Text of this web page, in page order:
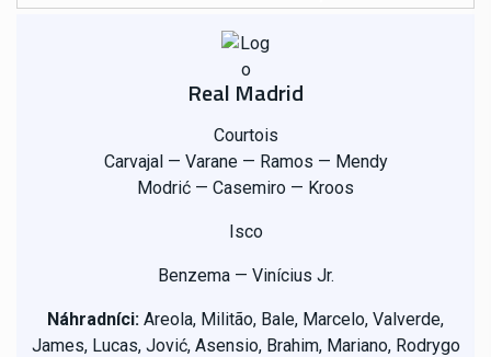
Real Madrid
Courtois
Carvajal — Varane — Ramos — Mendy
Modrić — Casemiro — Kroos
Isco
Benzema — Vinícius Jr.
Náhradníci: Areola, Militão, Bale, Marcelo, Valverde,
James, Lucas, Jović, Asensio, Brahim, Mariano, Rodrygo